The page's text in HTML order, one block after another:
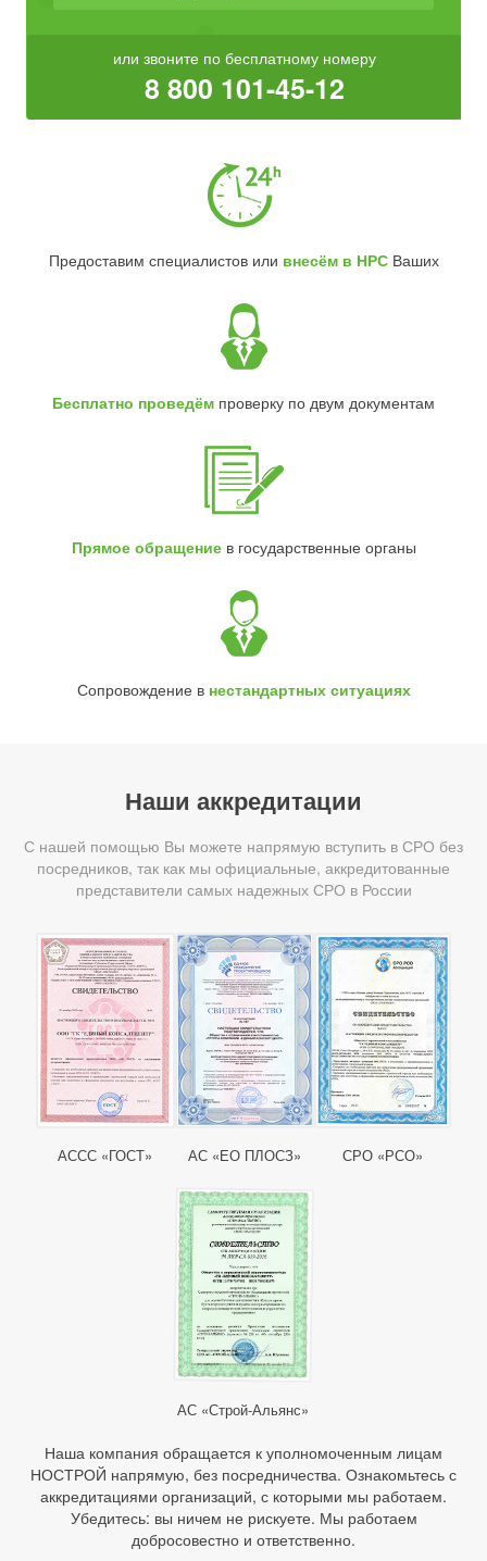
или звоните по бесплатному номеру
8 800 101-45-12
Предоставим специалистов или внесём в НРСВаших
Бесплатно проведём проверку по двум документам
Прямое обращениев государственные органы
Сопровождение в нестандартных ситуациях
Наши аккредитации
С нашей помощью Вы можете напрямую вступить в СРО без
посредников, так как мы официальные, аккредитованные
представители самых надежных СРО в России
АССС «ГОСТ» АС «ЕО ПЛОСЗ» СРО «РСО»
АС «Строй-Альянс»
Наша компания обращается к уполномоченным лицам
НОСТРОЙ напрямую, без посредничества. Ознакомьтесь с
аккредитациями организаций, с которыми мы работаем.
Убедитесь: вы ничем не рискуете. Мы работаем
добросовестно и ответственно.